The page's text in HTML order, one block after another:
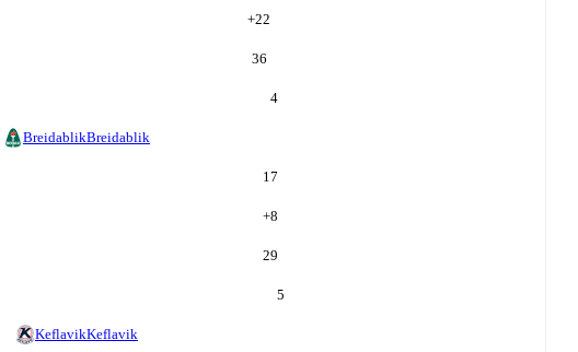
+22
36
4
BreidablikBreidablik
17
+8
29
5
KeflavikKeflavik